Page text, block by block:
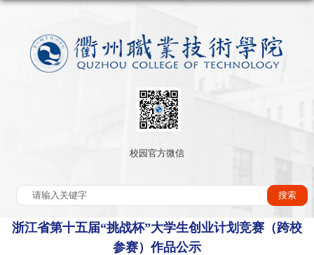
校园官方微信
浙江省第十五届“挑战杯”大学生创业计划竞赛（跨校
参赛）作品公示